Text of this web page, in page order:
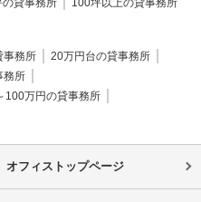
貸事務所 100坪以上の貸事務所
事務所
20万円台の貸事務所
務所
100万円の貸事務所
オフィストップページ